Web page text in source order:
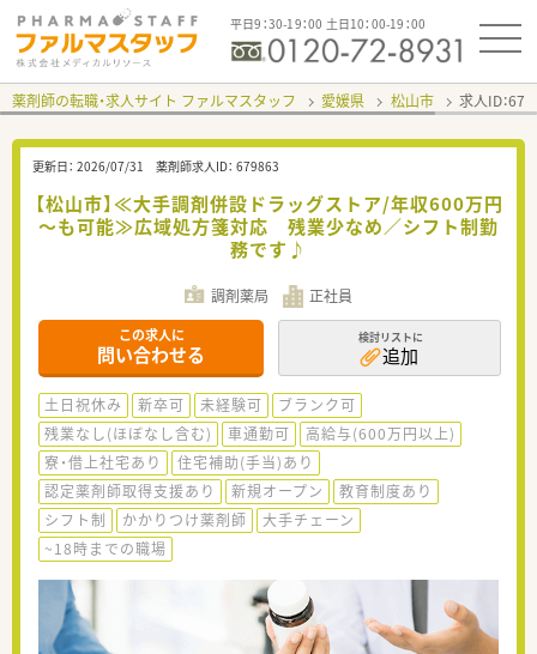
平日9：30-19：00 土日10：00-19：00
薬剤師の転職・求人サイト ファルマスタッフ 愛媛県 松山市 求人ID：
更新日： 2026/07/31 薬剤師求人ID： 679863
【松山市】≪大手調剤併設ドラッグストア/年収600万円
～も可能≫広域処方箋対応 残業少なめ／シフト制勤
務です♪
調剤薬局 正社員
この求人に
問い合わせる
検討リストに
追加
土日祝休み 新卒可 未経験可
ブランク可
残業なし(ほぼなし含む)
車通勤可
高給与(600万円以上)
寮・借上社宅あり
住宅補助(手当)あり
認定薬剤師取得支援あり
新規オープン
教育制度あり
シフト制
かかりつけ薬剤師
大手チェーン
~18時までの職場